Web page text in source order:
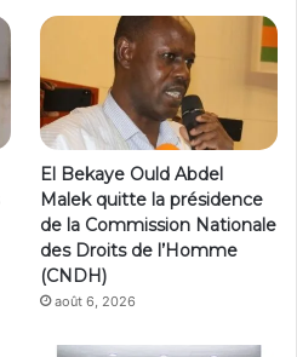
El Bekaye Ould Abdel
Malek quitte la présidence
de la Commission Nationale
des Droits de l’Homme
(CNDH)
août 6, 2026